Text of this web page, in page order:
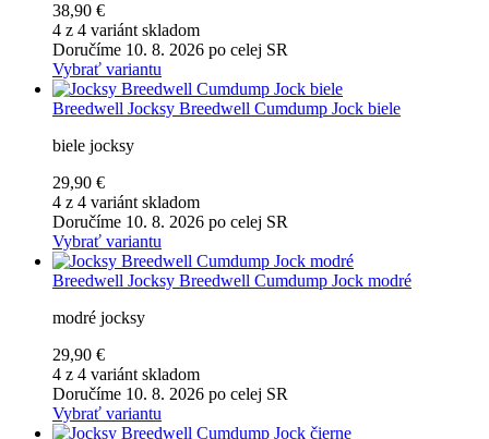
38,90 €
4 z 4 variánt skladom
Doručíme 10. 8. 2026 po celej SR
Vybrať variantu
Breedwell Jocksy Breedwell Cumdump Jock biele
biele jocksy
29,90 €
4 z 4 variánt skladom
Doručíme 10. 8. 2026 po celej SR
Vybrať variantu
Breedwell Jocksy Breedwell Cumdump Jock modré
modré jocksy
29,90 €
4 z 4 variánt skladom
Doručíme 10. 8. 2026 po celej SR
Vybrať variantu